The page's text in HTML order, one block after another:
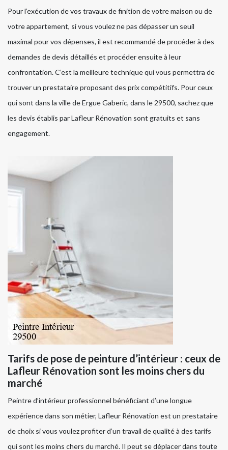
Pour l’exécution de vos travaux de finition de votre maison ou de
votre appartement, si vous voulez ne pas dépasser un seuil
maximal pour vos dépenses, il est recommandé de procéder à des
demandes de devis détaillés et procéder ensuite à leur
confrontation. C’est la meilleure technique qui vous permettra de
trouver un prestataire proposant des prix compétitifs. Pour ceux
qui sont dans la ville de Ergue Gaberic, dans le 29500, sachez que
les devis établis par Lafleur Rénovation sont gratuits et sans
engagement.
Tarifs de pose de peinture d’intérieur : ceux de
Lafleur Rénovation sont les moins chers du
marché
Peintre d’intérieur professionnel bénéficiant d’une longue
expérience dans son métier, Lafleur Rénovation est un prestataire
de choix si vous voulez profiter d’un travail de qualité à des tarifs
qui sont les moins chers du marché. Il peut se déplacer dans toute